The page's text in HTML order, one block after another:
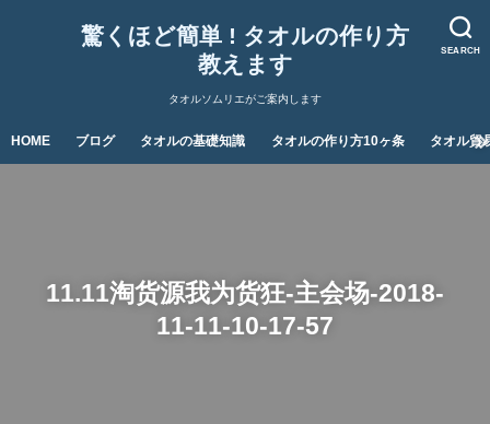
SEARCH
驚くほど簡単 ! タオルの作り方
教えます
タオルソムリエがご案内します
HOME ブログ タオルの基礎知識 タオルの作り方10ヶ条 タオル貿
11.11淘货源我为货狂-主会场-2018-
11-11-10-17-57